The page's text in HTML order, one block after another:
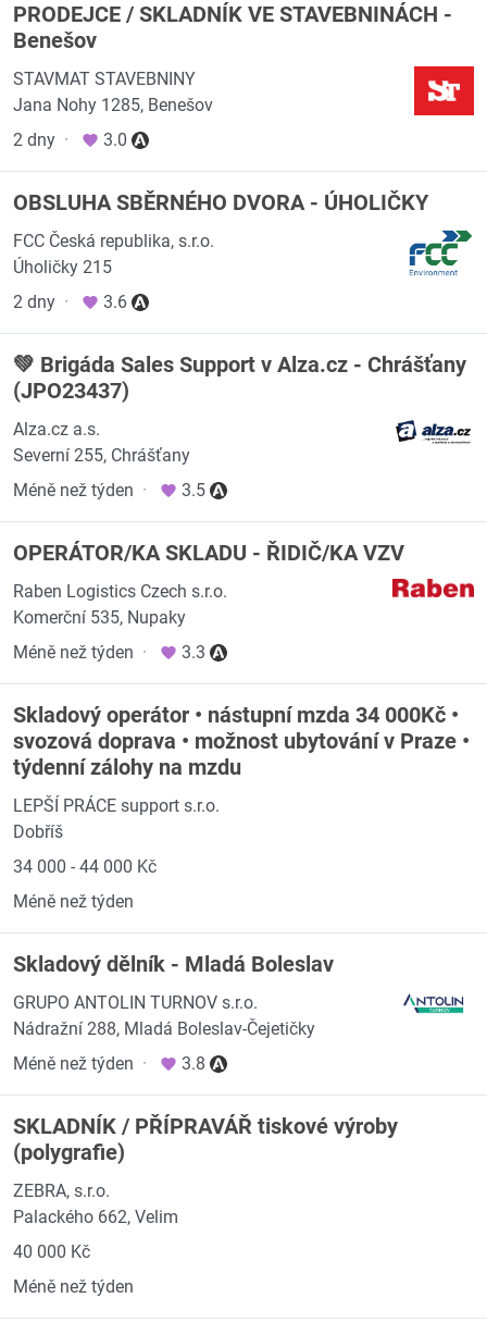
PRODEJCE / SKLADNÍK VE STAVEBNINÁCH -
Benešov
STAVMAT STAVEBNINY
Jana Nohy 1285, Benešov
2 dny · 3.0
OBSLUHA SBĚRNÉHO DVORA - ÚHOLIČKY
FCC Česká republika, s.r.o.
Úholičky 215
2 dny · 3.6
💚 Brigáda Sales Support v Alza.cz - Chrášťany
(JPO23437)
Alza.cz a.s.
Severní 255, Chrášťany
Méně než týden · 3.5
OPERÁTOR/KA SKLADU - ŘIDIČ/KA VZV
Raben Logistics Czech s.r.o.
Komerční 535, Nupaky
Méně než týden · 3.3
Skladový operátor • nástupní mzda 34 000Kč •
svozová doprava • možnost ubytování v Praze •
týdenní zálohy na mzdu
LEPŠÍ PRÁCE support s.r.o.
Dobříš
34 000 - 44 000 Kč
Méně než týden
Skladový dělník - Mladá Boleslav
GRUPO ANTOLIN TURNOV s.r.o.
Nádražní 288, Mladá Boleslav-Čejetičky
Méně než týden · 3.8
SKLADNÍK / PŘÍPRAVÁŘ tiskové výroby
(polygrafie)
ZEBRA, s.r.o.
Palackého 662, Velim
40 000 Kč
Méně než týden